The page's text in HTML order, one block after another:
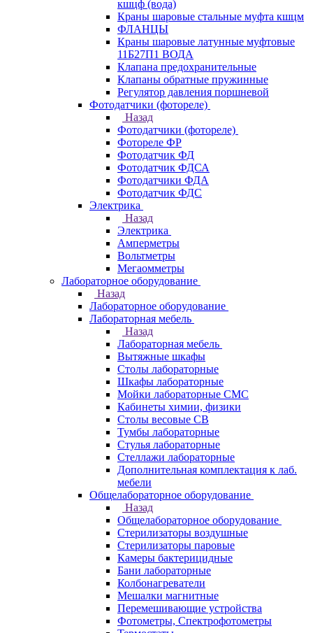
кшцф (вода)
Краны шаровые стальные муфта кшцм
ФЛАНЦЫ
Краны шаровые латунные муфтовые
11Б27П1 ВОДА
Клапана предохранительные
Клапаны обратные пружинные
Регулятор давления поршневой
Фотодатчики (фотореле)
Назад
Фотодатчики (фотореле)
Фотореле ФР
Фотодатчик ФД
Фотодатчик ФДСА
Фотодатчики ФДА
Фотодатчик ФДС
Электрика
Назад
Электрика
Амперметры
Вольтметры
Мегаомметры
Лабораторное оборудование
Назад
Лабораторное оборудование
Лабораторная мебель
Назад
Лабораторная мебель
Вытяжные шкафы
Столы лабораторные
Шкафы лабораторные
Мойки лабораторные СМС
Кабинеты химии, физики
Столы весовые СВ
Тумбы лабораторные
Стулья лабораторные
Стеллажи лабораторные
Дополнительная комплектация к лаб.
мебели
Общелабораторное оборудование
Назад
Общелабораторное оборудование
Стерилизаторы воздушные
Стерилизаторы паровые
Камеры бактерицидные
Бани лабораторные
Колбонагреватели
Мешалки магнитные
Перемешивающие устройства
Фотометры, Спектрофотометры